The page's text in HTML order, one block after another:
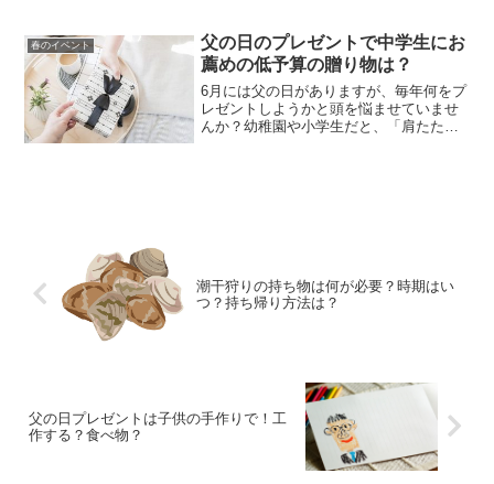
春のイベント
父の日のプレゼントで中学生にお
薦めの低予算の贈り物は？
6月には父の日がありますが、毎年何をプ
レゼントしようかと頭を悩ませていませ
んか？幼稚園や小学生だと、「肩たたき
潮干狩りの持ち物は何が必要？時期はい
つ？持ち帰り方法は？
父の日プレゼントは子供の手作りで！工
作する？食べ物？